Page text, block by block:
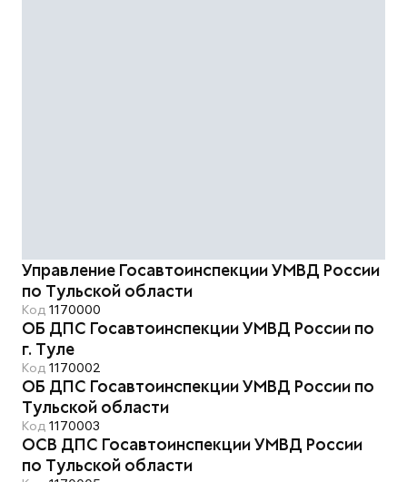
Управление Госавтоинспекции УМВД России
по Тульской области
Код 1170000
ОБ ДПС Госавтоинспекции УМВД России по
г. Туле
Код 1170002
ОБ ДПС Госавтоинспекции УМВД России по
Тульской области
Код 1170003
ОСВ ДПС Госавтоинспекции УМВД России
по Тульской области